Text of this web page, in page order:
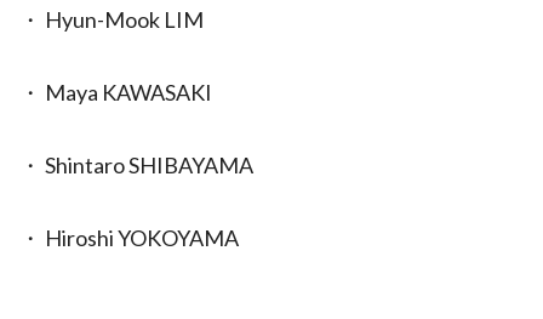
・ Hyun-Mook LIM
・ Maya KAWASAKI
・ Shintaro SHIBAYAMA
・ Hiroshi YOKOYAMA